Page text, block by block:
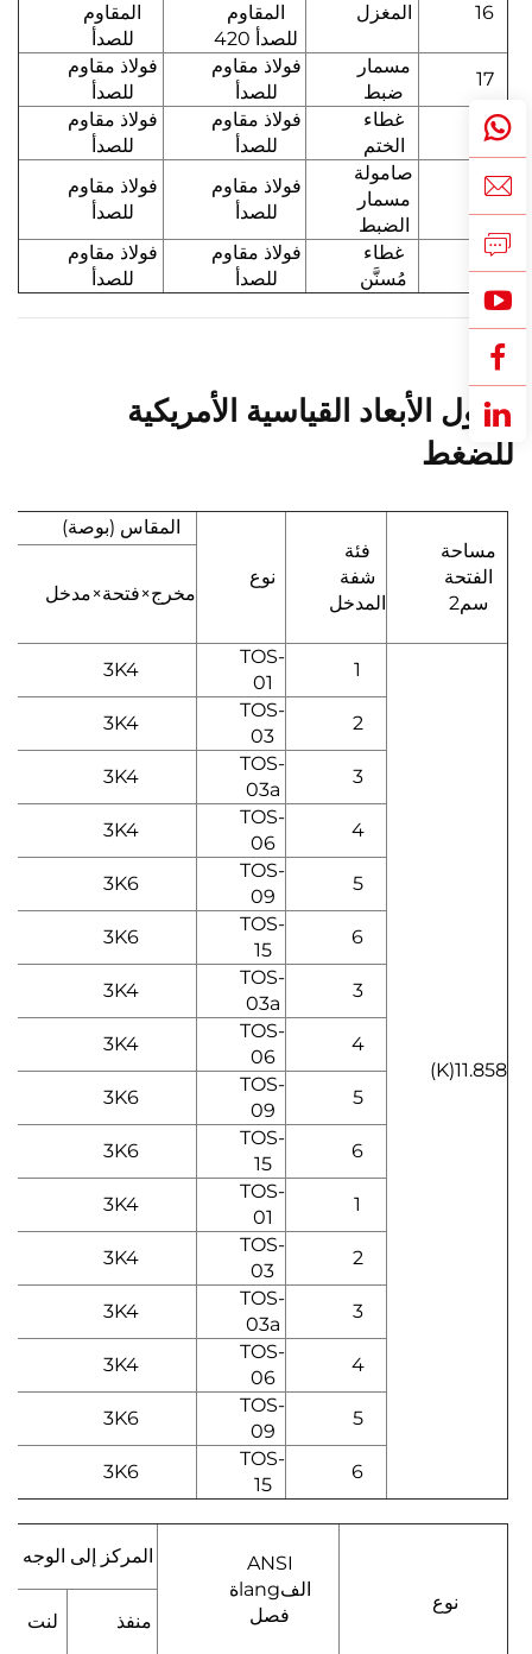
16 المغزل
المقاوم
للصدأ 420
المقاوم
للصدأ
17
مسمار
ضبط
فولاذ مقاوم
للصدأ
فولاذ مقاوم
للصدأ
18
غطاء
الختم
فولاذ مقاوم
للصدأ
فولاذ مقاوم
للصدأ
19
صامولة
مسمار
الضبط
فولاذ مقاوم
للصدأ
فولاذ مقاوم
للصدأ
20
غطاء
مُسنَّن
فولاذ مقاوم
للصدأ
فولاذ مقاوم
للصدأ
جدول الأبعاد القياسية الأمريكية
للضغط
مساحة
الفتحة
سم2
فئة
شفة
المدخل
نوع
المقاس (بوصة)
مخرج×فتحة×مدخل
11.858(K)
1
TOS-
01
3K4
2
TOS-
03
3K4
3
TOS-
03a
3K4
4
TOS-
06
3K4
5
TOS-
09
3K6
6
TOS-
15
3K6
3
TOS-
03a
3K4
4
TOS-
06
3K4
5
TOS-
09
3K6
6
TOS-
15
3K6
1
TOS-
01
3K4
2
TOS-
03
3K4
3
TOS-
03a
3K4
4
TOS-
06
3K4
5
TOS-
09
3K6
6
TOS-
15
3K6
نوع
ANSI
الفlangة
فصل
المركز إلى الوجه
منفذ لنت